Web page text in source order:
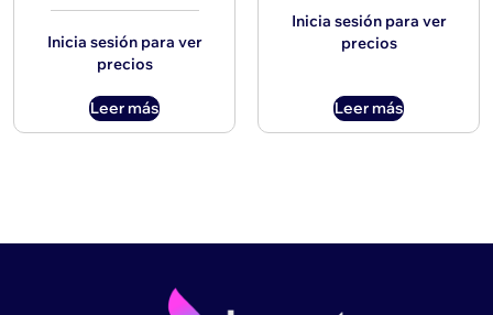
Inicia sesión para ver
precios
Leer más
Inicia sesión para ver
precios
Leer más